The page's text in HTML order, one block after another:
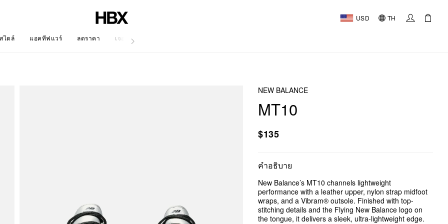
USD TH
ไตล์ แอคทีฟแวร์ ลดราคา เจอร์นัล
NEW BALANCE
MT10
$135
คำอธิบาย
New Balance’s MT10 channels lightweight
performance with a leather upper, nylon strap midfoot
wraps, and a Vibram® outsole. Finished with top-
stitching details and the Flying New Balance logo on
the tongue, it delivers a sleek, ultra-lightweight edge.